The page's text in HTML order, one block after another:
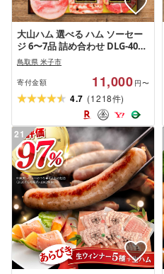
大山ハム 選べる ハム ソーセー
ジ 6〜7品 詰め合わせ DLG-402
DLG-404 YG-06 肉 肉加工品 加
工品 ボンレスハム ベーコン ペ
ッパーシンケン 生ハム ポーク
ウインナー ポチキウインナー
肩ロース あらびき 粗挽き お取
り寄せグルメ 送料無料 鳥取県
米子市
鳥取県 米子市
寄付金額 11,000 円〜
4.7 (1218件)
21